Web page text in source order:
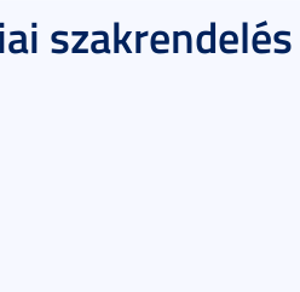
szakrendelés